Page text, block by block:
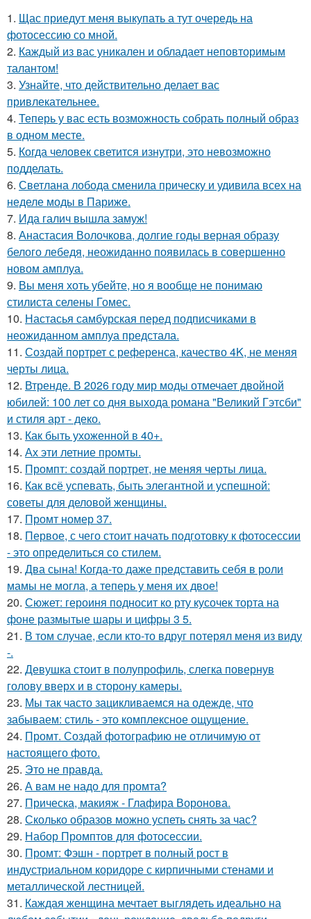
1. Щас приедут меня выкупать а тут очередь на
фотосессию со мной.
2. Каждый из вас уникален и обладает неповторимым
талантом!
3. Узнайте, что действительно делает вас
привлекательнее.
4. Теперь у вас есть возможность собрать полный образ
в одном месте.
5. Когда человек светится изнутри, это невозможно
подделать.
6. Светлана лобода сменила прическу и удивила всех на
неделе моды в Париже.
7. Ида галич вышла замуж!
8. Анастасия Волочкова, долгие годы верная образу
белого лебедя, неожиданно появилась в совершенно
новом амплуа.
9. Вы меня хоть убейте, но я вообще не понимаю
стилиста селены Гомес.
10. Настасья самбурская перед подписчиками в
неожиданном амплуа предстала.
11. Создай портрет с референса, качество 4K, не меняя
черты лица.
12. Втренде. В 2026 году мир моды отмечает двойной
юбилей: 100 лет со дня выхода романа "Великий Гэтсби"
и стиля арт - деко.
13. Как быть ухоженной в 40+.
14. Ах эти летние промты.
15. Промпт: создай портрет, не меняя черты лица.
16. Как всё успевать, быть элегантной и успешной:
советы для деловой женщины.
17. Промт номер 37.
18. Первое, с чего стоит начать подготовку к фотосессии
- это определиться со стилем.
19. Два сына! Когда-то даже представить себя в роли
мамы не могла, а теперь у меня их двое!
20. Сюжет: героиня подносит ко рту кусочек торта на
фоне размытые шары и цифры 3 5.
21. В том случае, если кто-то вдруг потерял меня из виду
-.
22. Девушка стоит в полупрофиль, слегка повернув
голову вверх и в сторону камеры.
23. Мы так часто зацикливаемся на одежде, что
забываем: стиль - это комплексное ощущение.
24. Промт. Создай фотографию не отличимую от
настоящего фото.
25. Это не правда.
26. А вам не надо для промта?
27. Прическа, макияж - Глафира Воронова.
28. Сколько образов можно успеть снять за час?
29. Набор Промптов для фотосессии.
30. Промт: Фэшн - портрет в полный рост в
индустриальном коридоре с кирпичными стенами и
металлической лестницей.
31. Каждая женщина мечтает выглядеть идеально на